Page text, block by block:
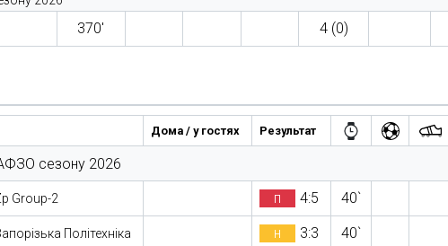
370′ 4 (0)
Дома / у гостях Результат
АФЗО сезону 2026
Group-2 п 4:5 40`
Політехніка н 3:3 40`